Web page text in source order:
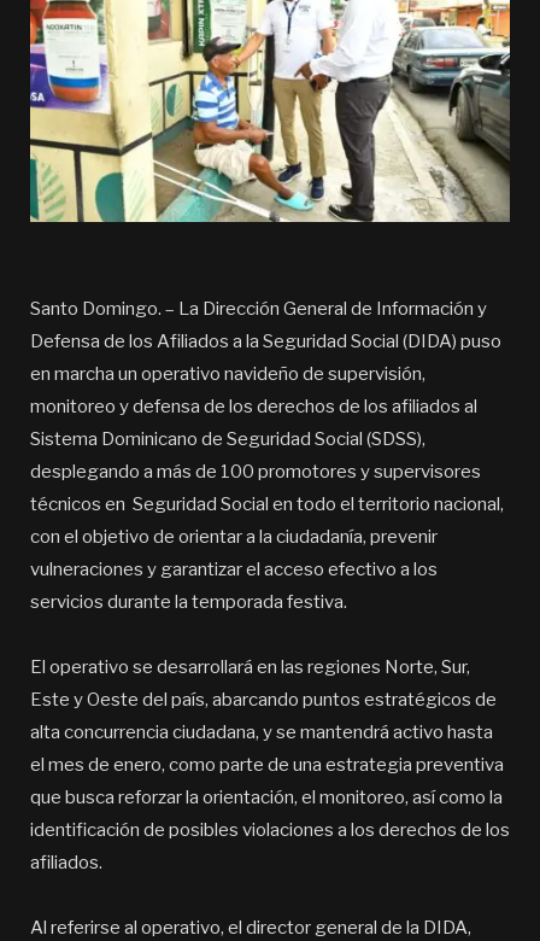
Santo Domingo. – La Dirección General de Información y
Defensa de los Afiliados a la Seguridad Social (DIDA) puso
en marcha un operativo navideño de supervisión,
monitoreo y defensa de los derechos de los afiliados al
Sistema Dominicano de Seguridad Social (SDSS),
desplegando a más de 100 promotores y supervisores
técnicos en Seguridad Social en todo el territorio nacional,
con el objetivo de orientar a la ciudadanía, prevenir
vulneraciones y garantizar el acceso efectivo a los
servicios durante la temporada festiva.
El operativo se desarrollará en las regiones Norte, Sur,
Este y Oeste del país, abarcando puntos estratégicos de
alta concurrencia ciudadana, y se mantendrá activo hasta
el mes de enero, como parte de una estrategia preventiva
que busca reforzar la orientación, el monitoreo, así como la
identificación de posibles violaciones a los derechos de los
afiliados.
Al referirse al operativo, el director general de la DIDA,